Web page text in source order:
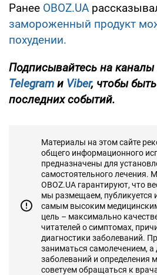
Ранее OBOZ.UA
замороженный продукт
похудении.
Подписывайтесь на каналы
Telegram и Viber, чтобы
последних событий.
Материалы на этом сайте
общего информационного
предназначены для
самостоятельного лечения.
OBOZ.UA гарантируют, что
мы размещаем, публикуется
самым высоким
цель – максимально
читателей о симптомах,
диагностики заболеваний.
заниматься самолечением, а
заболеваний и определения
советуем обращаться к